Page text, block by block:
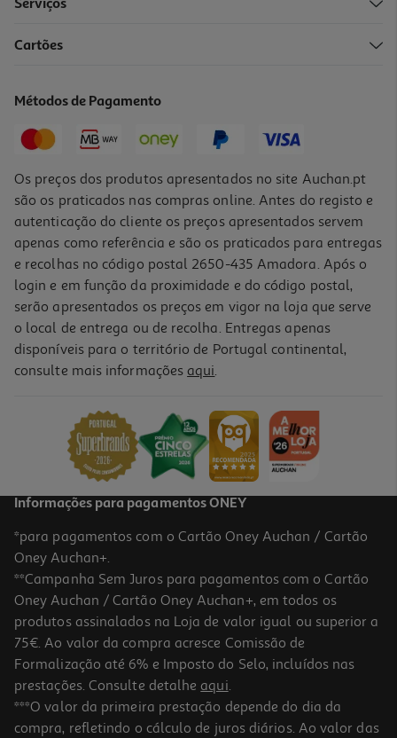
Grinalda Actuel "happy Birthday" Dourado
Bola Papel Actuel 20cm X2
2.49 €/un
Serviços
Cartões
Métodos de Pagamento
Os preços dos produtos apresentados no site Auchan.pt
são os praticados nas compras online. Antes do registo e
autenticação do cliente os preços apresentados servem
apenas como referência e são os praticados para entregas
e recolhas no código postal 2650-435 Amadora. Após o
login e em função da proximidade e do código postal,
serão apresentados os preços em vigor na loja que serve
o local de entrega ou de recolha. Entregas apenas
disponíveis para o território de Portugal continental,
consulte mais informações aqui.
Informações para pagamentos ONEY
*para pagamentos com o Cartão Oney Auchan / Cartão
Oney Auchan+.
**Campanha Sem Juros para pagamentos com o Cartão
Oney Auchan / Cartão Oney Auchan+, em todos os
produtos assinalados na Loja de valor igual ou superior a
75€. Ao valor da compra acresce Comissão de
Formalização até 6% e Imposto do Selo, incluídos nas
prestações. Consulte detalhe aqui.
***O valor da primeira prestação depende do dia da
compra, refletindo o cálculo de juros diários. Ao valor das